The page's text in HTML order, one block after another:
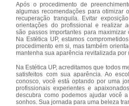
Após o procedimento de
algumas recomendações para otimizar
recuperação tranquila. Evitar
orientações do profissional e realizar
são passos importantes para maximizar
Na Estética UP, estamos
procedimento em si, mas também
mantenha sua aparência revitalizada por
Na Estética UP, acreditamos que todos
satisfeitos com sua aparência. Ao
conosco, você está optando por uma
profissionais experientes e
descubra como podemos ajudar você
sonhos. Sua jornada para uma beleza